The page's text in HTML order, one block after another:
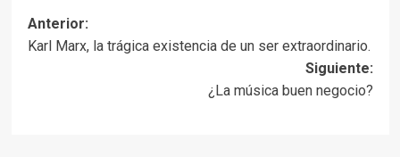
Navegación
de
Anterior:
Karl Marx, la trágica existencia de un ser extraordinario.
Siguiente:
¿La música buen negocio?